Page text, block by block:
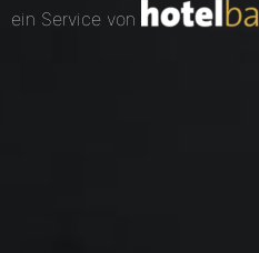
ein Service von